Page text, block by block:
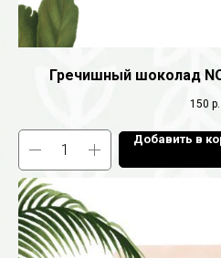
Гречишный шоколад
150 р.
Добавить в